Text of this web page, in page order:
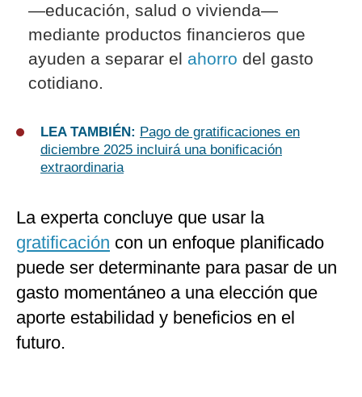
—educación, salud o vivienda—
mediante productos financieros que
ayuden a separar el ahorro del gasto
cotidiano.
LEA TAMBIÉN: Pago de gratificaciones en
diciembre 2025 incluirá una bonificación
extraordinaria
La experta concluye que usar la
gratificación con un enfoque planificado
puede ser determinante para pasar de un
gasto momentáneo a una elección que
aporte estabilidad y beneficios en el
futuro.